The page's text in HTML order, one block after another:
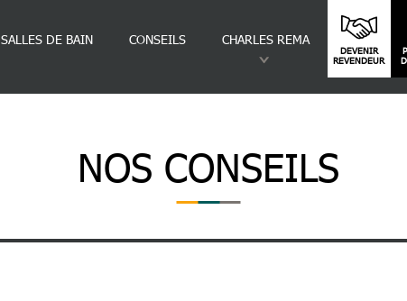
SALLES DE BAIN CONSEILS CHARLES REMA
DEVENIR
REVENDEUR
NOS CONSEILS